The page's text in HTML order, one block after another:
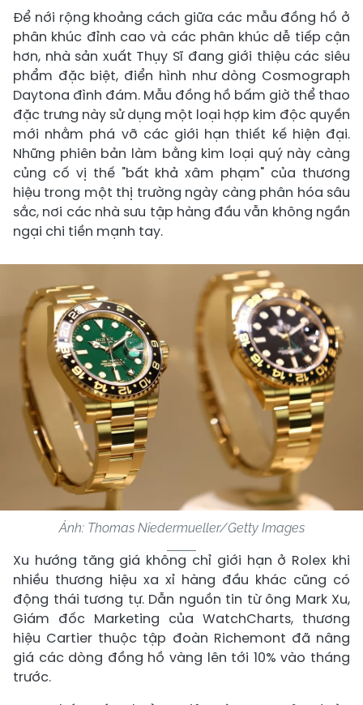
Để nới rộng khoảng cách giữa các mẫu đồng hồ ở
phân khúc đỉnh cao và các phân khúc dễ tiếp cận
hơn, nhà sản xuất Thụy Sĩ đang giới thiệu các siêu
phẩm đặc biệt, điển hình như dòng Cosmograph
Daytona đình đám. Mẫu đồng hồ bấm giờ thể thao
đặc trưng này sử dụng một loại hợp kim độc quyền
mới nhằm phá vỡ các giới hạn thiết kế hiện đại.
Những phiên bản làm bằng kim loại quý này càng
củng cố vị thế "bất khả xâm phạm" của thương
hiệu trong một thị trường ngày càng phân hóa sâu
sắc, nơi các nhà sưu tập hàng đầu vẫn không ngần
ngại chi tiền mạnh tay.
Ảnh: Thomas Niedermueller/Getty Images
Xu hướng tăng giá không chỉ giới hạn ở Rolex khi
nhiều thương hiệu xa xỉ hàng đầu khác cũng có
động thái tương tự. Dẫn nguồn tin từ ông Mark Xu,
Giám đốc Marketing của WatchCharts, thương
hiệu Cartier thuộc tập đoàn Richemont đã nâng
giá các dòng đồng hồ vàng lên tới 10% vào tháng
trước.